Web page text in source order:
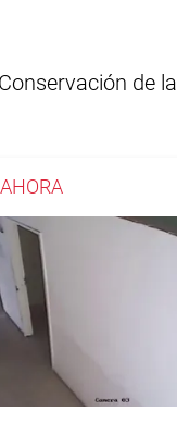
de la